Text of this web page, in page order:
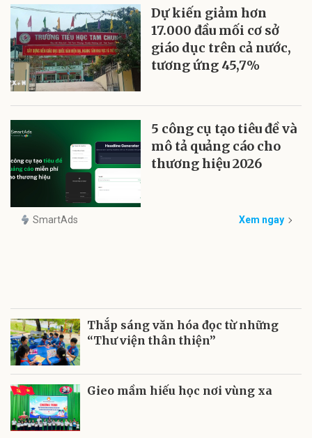
Dự kiến giảm hơn
17.000 đầu mối cơ sở
giáo dục trên cả nước,
tương ứng 45,7%
5 công cụ tạo tiêu đề và
mô tả quảng cáo cho
thương hiệu 2026
SmartAds Xem ngay
Thắp sáng văn hóa đọc từ những
“Thư viện thân thiện”
Gieo mầm hiếu học nơi vùng xa